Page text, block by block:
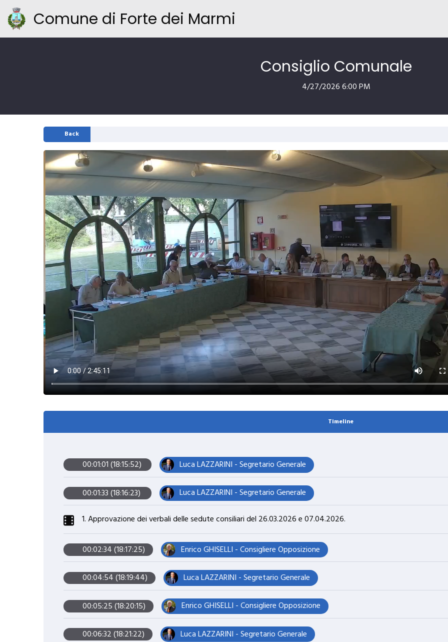
Comune di Forte dei Marmi
Consiglio Comunale
4/27/2026 6:00 PM
Back
Timeline
00:01:01 (18:15:52) Luca LAZZARINI - Segretario Generale
00:01:33 (18:16:23) Luca LAZZARINI - Segretario Generale
1. Approvazione dei verbali delle sedute consiliari del 26.03.2026 e 07.04.2026.
00:02:34 (18:17:25) Enrico GHISELLI - Consigliere Opposizione
00:04:54 (18:19:44) Luca LAZZARINI - Segretario Generale
00:05:25 (18:20:15) Enrico GHISELLI - Consigliere Opposizione
00:06:32 (18:21:22) Luca LAZZARINI - Segretario Generale